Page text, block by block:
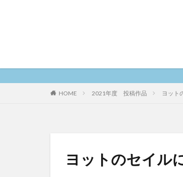
HOME 2021年度 投稿作品 ヨット
ヨットのセイル